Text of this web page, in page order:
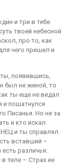
и три в тебе
твоей небесной
про то, как
чего пришел и
появившись,
был не женой, то
ты еще не ведал
и пошатнулся
Писанья. Но не за
и кто искал
и ты справлял
вставший –
различья:
теле – Страх ее